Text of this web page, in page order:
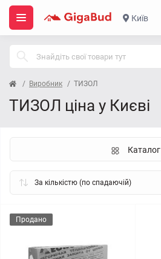
Київ
Виробник ТИЗОЛ
ТИЗОЛ ціна у Києві
Каталог
Продано